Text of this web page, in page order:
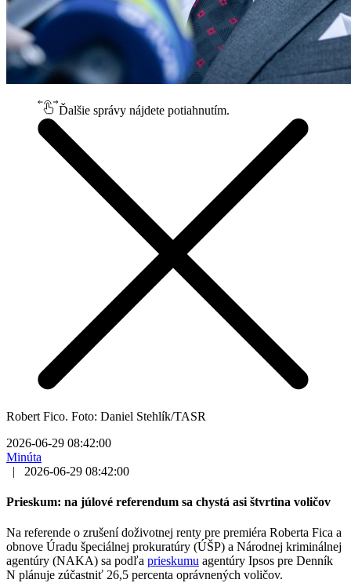
Ďalšie správy nájdete potiahnutím.
Robert Fico. Foto: Daniel Stehlík/TASR
2026-06-29 08:42:00
Minúta
|
2026-06-29 08:42:00
Prieskum: na júlové referendum sa chystá asi štvrtina voličov
Na referende o zrušení doživotnej renty pre premiéra Roberta Fica a
obnove Úradu špeciálnej prokuratúry (ÚŠP) a Národnej kriminálnej
agentúry (NAKA) sa podľa prieskumu agentúry Ipsos pre Denník
N plánuje zúčastniť 26,5 percenta oprávnených voličov.